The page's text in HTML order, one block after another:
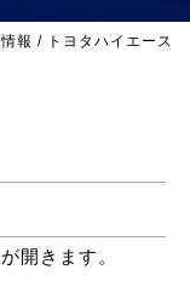
報 / トヨタハイエース
開きます。